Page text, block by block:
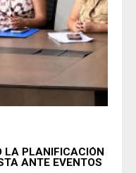
LA PLANIFICACIÓN
ANTE EVENTOS